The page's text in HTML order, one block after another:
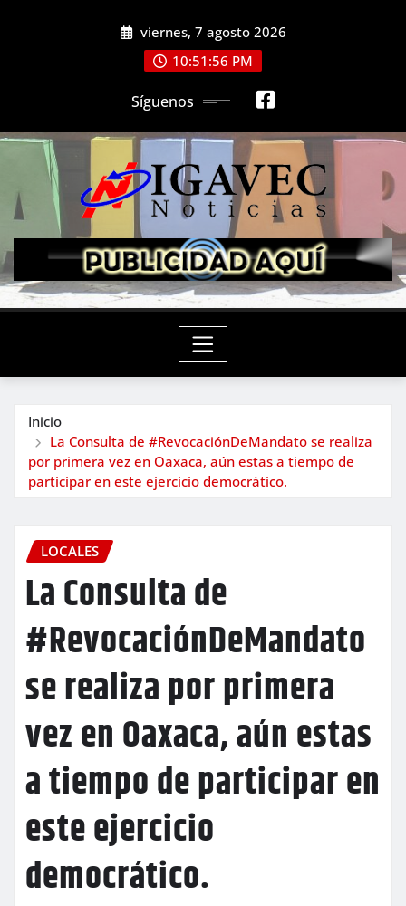
viernes, 7 agosto 2026
10:51:57 PM
Síguenos
Inicio
La Consulta de #RevocaciónDeMandato se realiza
por primera vez en Oaxaca, aún estas a tiempo de
participar en este ejercicio democrático.
LOCALES
La Consulta de
#RevocaciónDeMandato
se realiza por primera
vez en Oaxaca, aún estas
a tiempo de participar en
este ejercicio
democrático.